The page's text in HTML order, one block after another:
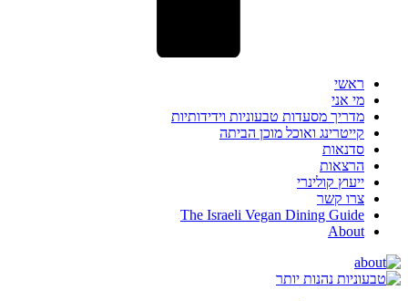
ראשי
מי אני
מדריך מסעדות טבעוניות וידידותיות
קייטרינג ואוכל מוכן הביתה
סדנאות
הרצאות
ייעוץ קולינרי
צרו קשר
The Israeli Vegan Dining Guide
About